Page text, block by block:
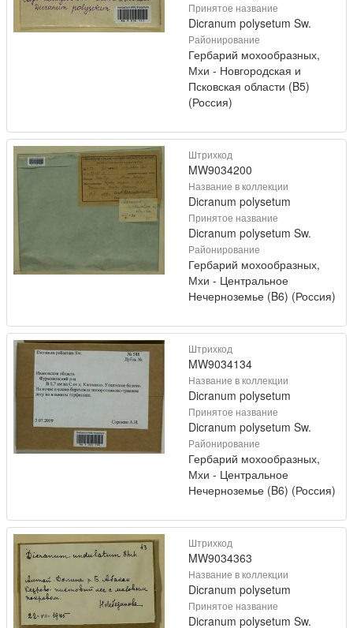
Принятое название
Dicranum polysetum Sw.
Районирование
Гербарий мохообразных,
Мхи - Новгородская и
Псковская области (B5)
(Россия)
Штрихкод
MW9034200
Название в коллекции
Dicranum polysetum
Принятое название
Dicranum polysetum Sw.
Районирование
Гербарий мохообразных,
Мхи - Центральное
Нечерноземье (B6) (Россия)
Штрихкод
MW9034134
Название в коллекции
Dicranum polysetum
Принятое название
Dicranum polysetum Sw.
Районирование
Гербарий мохообразных,
Мхи - Центральное
Нечерноземье (B6) (Россия)
Штрихкод
MW9034363
Название в коллекции
Dicranum polysetum
Принятое название
Dicranum polysetum Sw.